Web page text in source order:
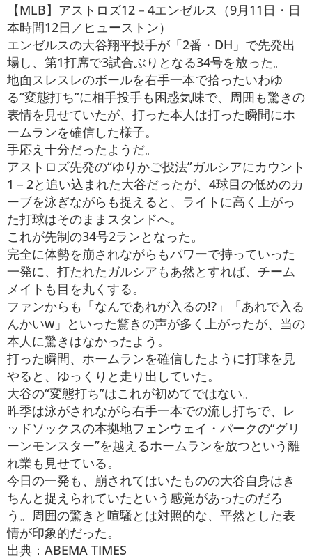
【MLB】アストロズ12－4エンゼルス（9月11日・日
本時間12日／ヒューストン）
エンゼルスの大谷翔平投手が「2番・DH」で先発出
場し、第1打席で3試合ぶりとなる34号を放った。
地面スレスレのボールを右手一本で拾ったいわゆ
る“変態打ち”に相手投手も困惑気味で、周囲も驚きの
表情を見せていたが、打った本人は打った瞬間にホ
ームランを確信した様子。
手応え十分だったようだ。
アストロズ先発の“ゆりかご投法”ガルシアにカウント
1－2と追い込まれた大谷だったが、4球目の低めのカ
ーブを泳ぎながらも捉えると、ライトに高く上がっ
た打球はそのままスタンドへ。
これが先制の34号2ランとなった。
完全に体勢を崩されながらもパワーで持っていった
一発に、打たれたガルシアもあ然とすれば、チーム
メイトも目を丸くする。
ファンからも「なんであれが入るの!?」「あれで入る
んかいw」といった驚きの声が多く上がったが、当の
本人に驚きはなかったよう。
打った瞬間、ホームランを確信したように打球を見
やると、ゆっくりと走り出していた。
大谷の“変態打ち”はこれが初めてではない。
昨季は泳がされながら右手一本での流し打ちで、レ
ッドソックスの本拠地フェンウェイ・パークの“グリ
ーンモンスター”を越えるホームランを放つという離
れ業も見せている。
今日の一発も、崩されてはいたものの大谷自身はき
ちんと捉えられていたという感覚があったのだろ
う。周囲の驚きと喧騒とは対照的な、平然とした表
情が印象的だった。
出典：ABEMA TIMES